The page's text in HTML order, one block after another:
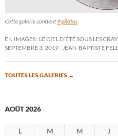
Cette galerie contient 9 photos.
EN IMAGES : LE CIEL D’ÉTÉ SOUS LES
SEPTEMBRE 3, 2019 JEAN-BAPTISTE
TOUTES LES GALERIES →
AOÛT 2026
L M M J